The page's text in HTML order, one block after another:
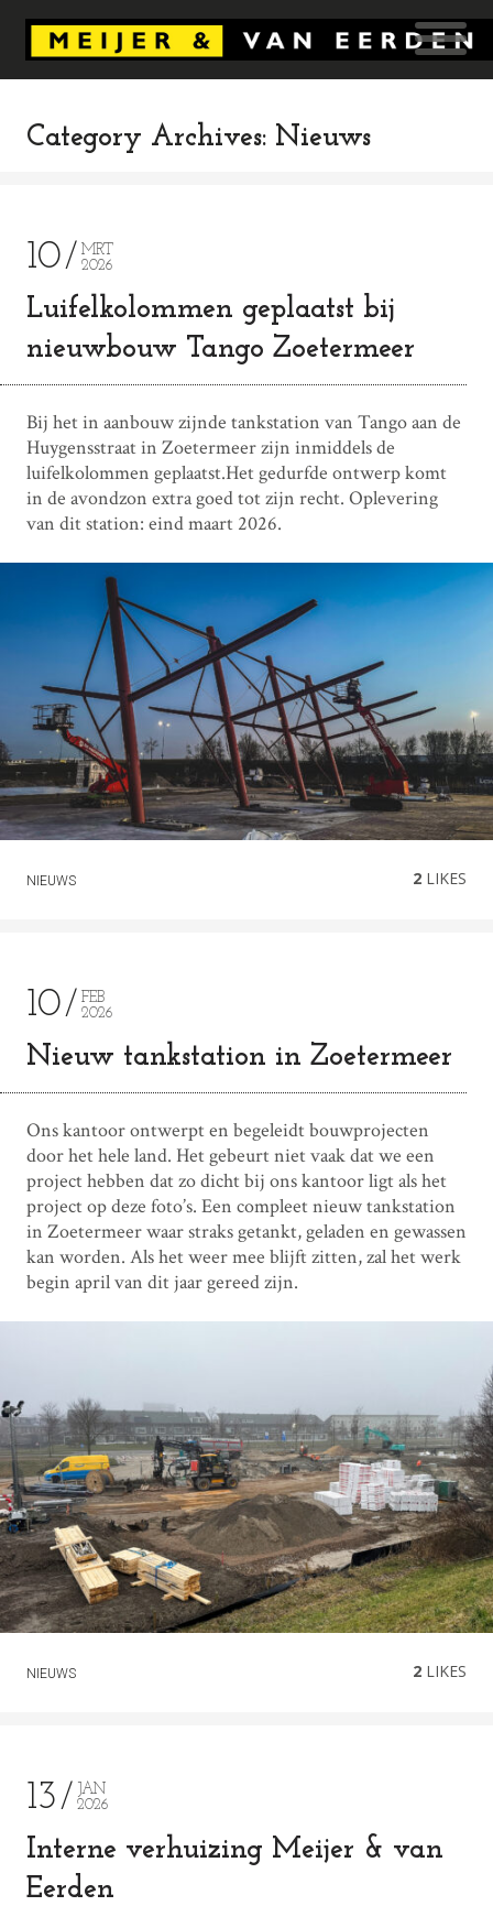
Category Archives: Nieuws
10
MRT
2026
Luifelkolommen geplaatst bij
nieuwbouw Tango Zoetermeer
Bij het in aanbouw zijnde tankstation van Tango aan de
Huygensstraat in Zoetermeer zijn inmiddels de
luifelkolommen geplaatst.Het gedurfde ontwerp komt
in de avondzon extra goed tot zijn recht. Oplevering
van dit station: eind maart 2026.
NIEUWS 2 LIKES
10
FEB
2026
Nieuw tankstation in Zoetermeer
Ons kantoor ontwerpt en begeleidt bouwprojecten
door het hele land. Het gebeurt niet vaak dat we een
project hebben dat zo dicht bij ons kantoor ligt als het
project op deze foto’s. Een compleet nieuw tankstation
in Zoetermeer waar straks getankt, geladen en gewassen
kan worden. Als het weer mee blijft zitten, zal het werk
begin april van dit jaar gereed zijn.
NIEUWS 2 LIKES
13
JAN
2026
Interne verhuizing Meijer & van
Eerden